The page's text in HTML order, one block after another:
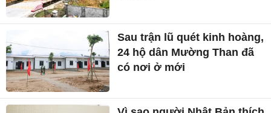
Sau trận lũ quét kinh hoàng,
24 hộ dân Mường Than đã
có nơi ở mới